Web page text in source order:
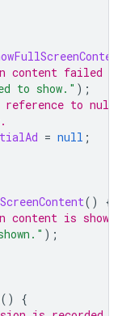
content failed to
to show." );
reference to null
= null ;
()
{
is shown.
);
()
{